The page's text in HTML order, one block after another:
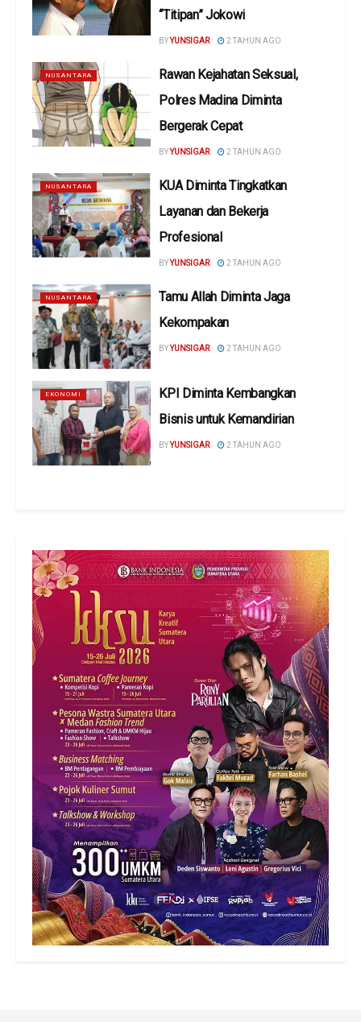
“Titipan” Jokowi
BYYUNSIGAR 2 TAHUN AGO
NUSANTARA
Rawan Kejahatan Seksual,
Polres Madina Diminta
Bergerak Cepat
BYYUNSIGAR 2 TAHUN AGO
NUSANTARA
KUA Diminta Tingkatkan
Layanan dan Bekerja
Profesional
BYYUNSIGAR 2 TAHUN AGO
NUSANTARA
Tamu Allah Diminta Jaga
Kekompakan
BYYUNSIGAR 2 TAHUN AGO
EKONOMI
KPI Diminta Kembangkan
Bisnis untuk Kemandirian
BYYUNSIGAR 2 TAHUN AGO